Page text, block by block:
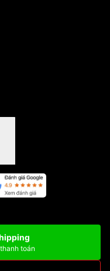
toán